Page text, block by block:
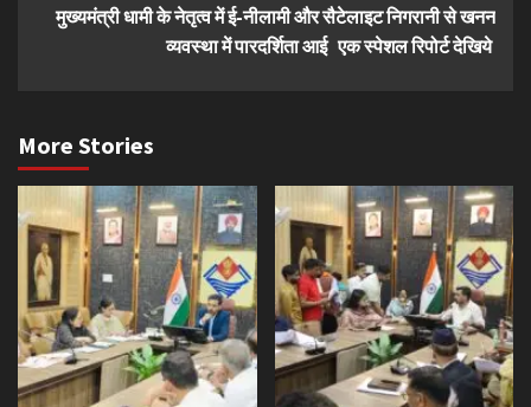
मुख्यमंत्री धामी के नेतृत्व में ई-नीलामी और सैटेलाइट निगरानी से खनन
व्यवस्था में पारदर्शिता आई एक स्पेशल रिपोर्ट देखिये
More Stories